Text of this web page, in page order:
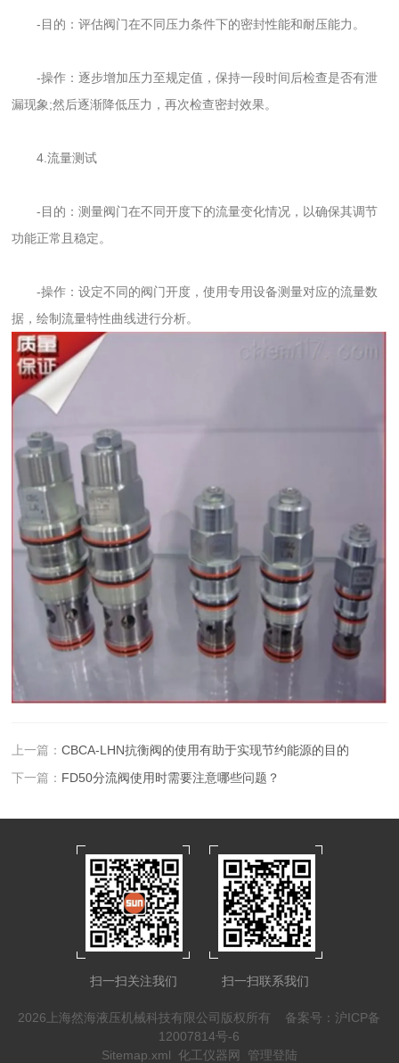
-目的：评估阀门在不同压力条件下的密封性能和耐压能力。
-操作：逐步增加压力至规定值，保持一段时间后检查是否有泄
漏现象;然后逐渐降低压力，再次检查密封效果。
4.流量测试
-目的：测量阀门在不同开度下的流量变化情况，以确保其调节
功能正常且稳定。
-操作：设定不同的阀门开度，使用专用设备测量对应的流量数
据，绘制流量特性曲线进行分析。
上一篇：CBCA-LHN抗衡阀的使用有助于实现节约能源的目的
下一篇： FD50分流阀使用时需要注意哪些问题？
扫一扫关注我们 扫一扫联系我们
2026上海然海液压机械科技有限公司版权所有 备案号：沪ICP备
12007814号-6
Sitemap.xml 化工仪器网 管理登陆